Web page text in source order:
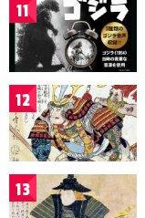
11
12
13